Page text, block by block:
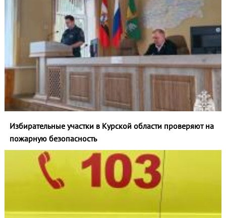
Избирательные участки в Курской области проверяют на
пожарную безопасность